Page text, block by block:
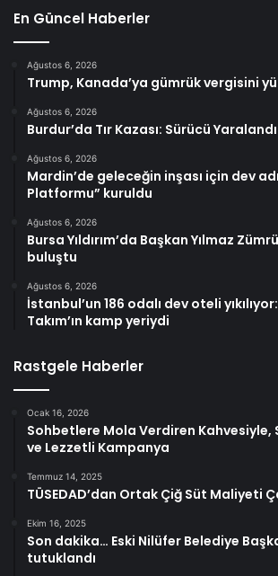
En Güncel Haberler
Ağustos 6, 2026
Trump, Kanada’ya gümrük vergisini
Ağustos 6, 2026
Burdur’da Tır Kazası: Sürücü Yaralandı
Ağustos 6, 2026
Mardin’de geleceğin inşası için dev
Platformu” kuruldu
Ağustos 6, 2026
Bursa Yıldırım’da Başkan Yılmaz
buluştu
Ağustos 6, 2026
İstanbul’un 186 odalı dev oteli
Takım’ın kamp yeriydi
Rastgele Haberler
Ocak 16, 2026
Sohbetlere Mola Verdiren Kahvesiyle,
ve Lezzetli Kampanya
Temmuz 14, 2025
TÜSEDAD’dan Ortak Çiğ Süt Maliyeti
Ekim 16, 2025
Son dakika… Eski Nilüfer Belediye
tutuklandı